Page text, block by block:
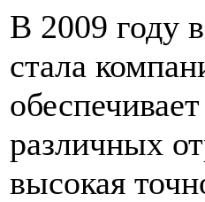
В 2009 году
стала
различных
высокая